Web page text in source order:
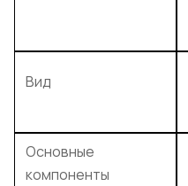
Вид
Основные
компоненты